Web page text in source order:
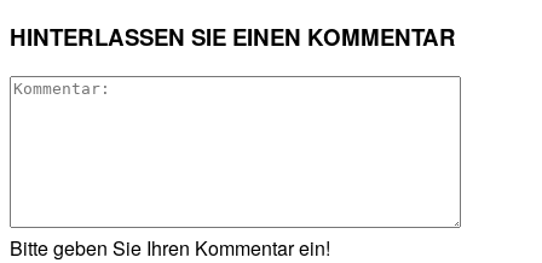
HINTERLASSEN SIE EINEN KOMMENTAR
Bitte geben Sie Ihren Kommentar ein!